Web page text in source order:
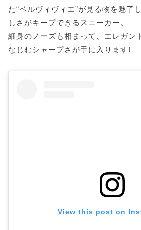
た“ベルヴィヴィエ”が見る物を魅了
しさがキープできるスニーカー。
細身のノーズも相まって、エレガン
なじむシャープさが手に入ります!
View this post on